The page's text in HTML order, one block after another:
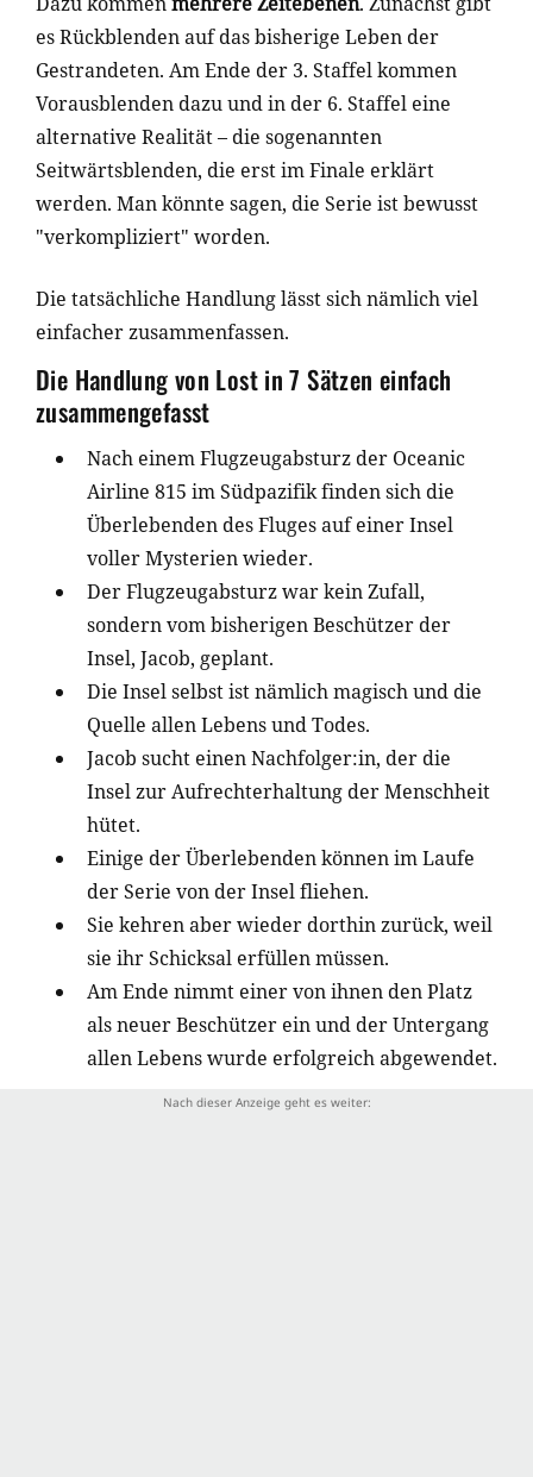
es Rückblenden auf das bisherige Leben der
Gestrandeten. Am Ende der 3. Staffel kommen
Vorausblenden dazu und in der 6. Staffel eine
alternative Realität – die sogenannten
Seitwärtsblenden, die erst im Finale erklärt
werden. Man könnte sagen, die Serie ist bewusst
"verkompliziert" worden.
Die tatsächliche Handlung lässt sich nämlich viel
einfacher zusammenfassen.
Die Handlung von Lost in 7 Sätzen einfach
zusammengefasst
Nach einem Flugzeugabsturz der Oceanic
Airline 815 im Südpazifik finden sich die
Überlebenden des Fluges auf einer Insel
voller Mysterien wieder.
Der Flugzeugabsturz war kein Zufall,
sondern vom bisherigen Beschützer der
Insel, Jacob, geplant.
Die Insel selbst ist nämlich magisch und die
Quelle allen Lebens und Todes.
Jacob sucht einen Nachfolger:in, der die
Insel zur Aufrechterhaltung der Menschheit
hütet.
Einige der Überlebenden können im Laufe
der Serie von der Insel fliehen.
Sie kehren aber wieder dorthin zurück, weil
sie ihr Schicksal erfüllen müssen.
Am Ende nimmt einer von ihnen den Platz
als neuer Beschützer ein und der Untergang
allen Lebens wurde erfolgreich abgewendet.